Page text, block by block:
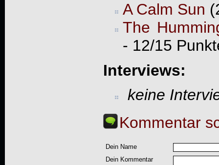
A Calm Sun
The
- 12/15
Interviews:
keine
Kommentar
Dein Name
Dein Kommentar